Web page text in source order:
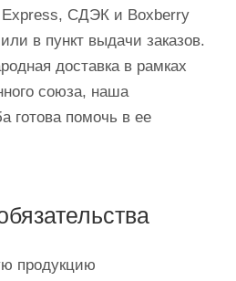
Express, СДЭК и Boxberry
в пункт выдачи заказов.
доставка в рамках
союза, наша
готова помочь в ее
продукцию